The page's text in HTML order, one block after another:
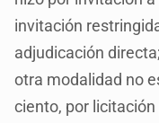
invitación
adjudicación
otra modalidad no
ciento, por licitación